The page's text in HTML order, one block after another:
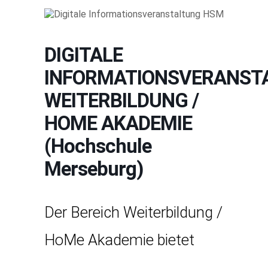
DIGITALE
WEITERBILDUNG /
HOME AKADEMIE
(Hochschule
Merseburg)
Der Bereich Weiterbildung /
HoMe Akademie bietet